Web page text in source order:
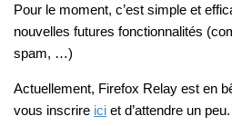
Pour le moment, c’est simple et
nouvelles futures fonctionnalités
spam, …)
Actuellement, Firefox Relay est en
vous inscrire ici et d’attendre un peu.